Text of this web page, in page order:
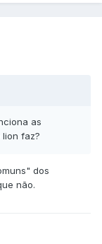
as
faz?
dos
não.